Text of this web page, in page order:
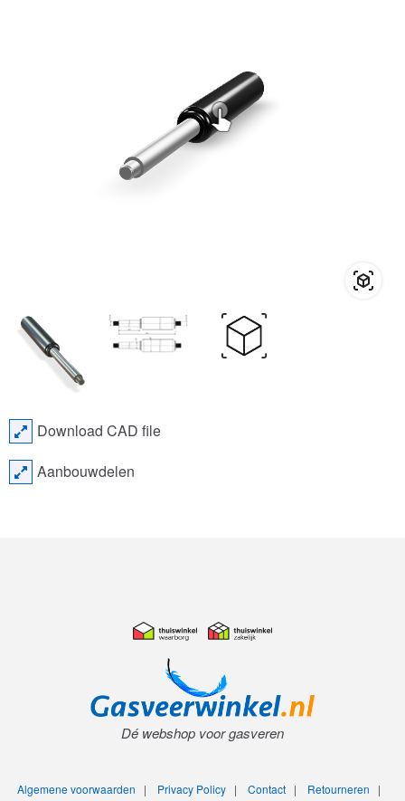
Download CAD file
Aanbouwdelen
Dé webshop voor gasveren
Algemene voorwaarden | Privacy Policy| Contact| Retourneren |